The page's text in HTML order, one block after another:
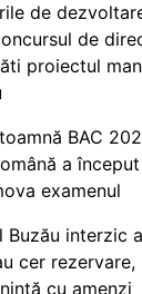
de
de
proiectul
BAC
a
examenul
interzic
cer
cu amenzi